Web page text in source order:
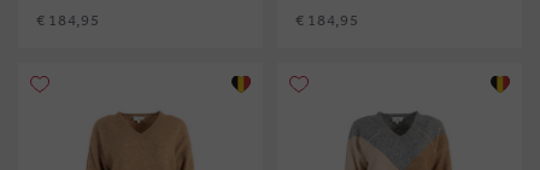
€ 184,95 € 184,95